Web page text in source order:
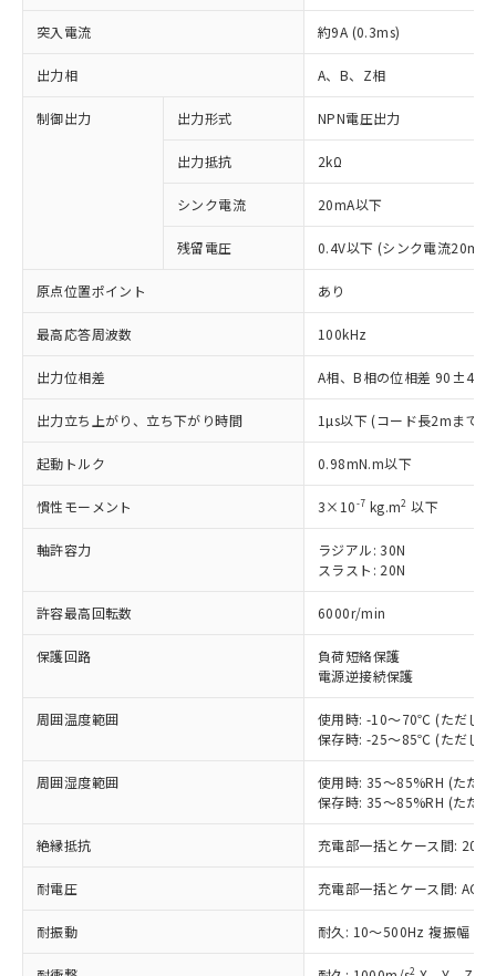
突入電流 約9A (0.3ms)
出力相 A、B、Z相
制御出力 出力形式 NPN電圧出力
出力抵抗 2kΩ
シンク電流 20mA以下
残留電圧 0.4V以下 (シンク電流20mA
原点位置ポイント あり
最高応答周波数 100kHz
出力位相差 A相、B相の位相差
出力立ち上がり、立ち下がり時間 1µs以下 (コード長2mまで
起動トルク 0.98mN.m以下
慣性モーメント 3×10-7 kg.m2 以下
軸許容力
ラジアル: 30N
スラスト: 20N
許容最高回転数 6000r/min
保護回路
負荷短絡保護
電源逆接続保護
周囲温度範囲
使用時: -10～70℃ (ただし
保存時: -25～85℃ (ただし
周囲湿度範囲
使用時: 35～85%RH (ただ
保存時: 35～85%RH (ただ
絶縁抵抗 充電部一括とケース間:
耐電圧 充電部一括とケース間:
耐振動 耐久: 10～500Hz 複振幅
2
ご利用条件
以下の条件をお読みいただき、同意のうえ
本サービスは、当社制御機器事業取扱
商品の当社在庫状況および標準価格
(税抜)を提供させていただくもので
当社制御機器事業取扱商品の中には、
本サービスの対象外となる商品もある
ことをご了承ください。
在庫状況および標準価格照会結果は、
記載している更新日時点での社内デー
タに基づき作成されるものであり、閲
覧された時点での実際の在庫および標
準価格とは異なる場合があることをご
※1 対応状況
対応済み：EU RoHS指令（10物質）の
非含有に対応した製品が提供可能な商品で
す。
対応予定：EU RoHS指令（10物質）の非含
有に対応した製品に切り替える予定のある
対応予定なし：EU RoHS指令（10物質）の
非含有に非対応の商品で、対応品を出す予
調査・確認中：EU RoHS指令（10物質）の
非含有の対応状況を調査中または確認中の
商品です。
非該当品：ライセンス料など無形物で、有
害物質有無と関係のない商品です。
仕入先様の事情により、非含有部品として
いたものが、含有品と判明した場合などや
むを得ず変更することがあります。
鉛(Pb) 1000ppm以下、 水銀(Hg) 1000ppm以下、 カド
六価クロム(Cr(Ⅵ)) 1000ppm以下、ポリ臭化ビフェニル
類(PBB) 1000ppm以下、ポリ臭化ジフェニルエーテル類
「○」：最大均質材料含有率が中国RoHSの
基準値以下であることを示します。
「×」：最大均質材料含有率が中国RoHSの
基準値を超えていることを示します。
「－」：未確認です。当社販売部門へお問
い合わせください。
*中国RoHS10物質の基準値 (GB/T26572)：
Pb(鉛) :1000ppm、 Hg(水銀) : 1000ppm、 Cd(カドミウ
当社は、これら貴社製品のうち、外国
為替および外国貿易法に定める商品
（以下｢規制貨物等」という）を輸出
または国外への提供する場合は、日本
国政府の輸出許可(または役務取引許
可)を取得するなどの必要な手続きを
一定数以上の在庫あり